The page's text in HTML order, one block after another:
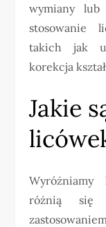
wymiany lub
stosowanie
takich jak
korekcja
Jakie
różnią się